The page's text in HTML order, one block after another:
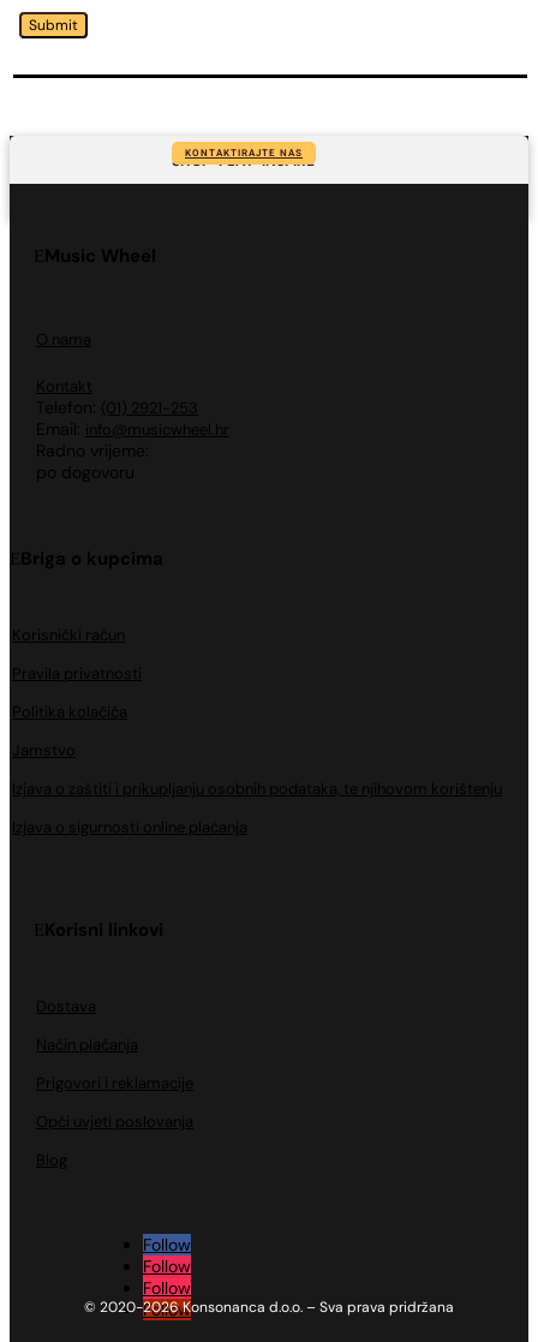
Submit
SHOP-PLAY-INSPIRE
KONTAKTIRAJTE NAS
Music Wheel
O nama
Kontakt
Telefon: (01) 2921-253
Email: info@musicwheel.hr
Radno vrijeme:
po dogovoru
Briga o kupcima
Korisnički račun
Pravila privatnosti
Politika kolačića
Jamstvo
Izjava o zaštiti i prikupljanju osobnih podataka, te njihovom korištenju
Izjava o sigurnosti online plaćanja
Korisni linkovi
Dostava
Način plaćanja
Prigovori i reklamacije
Opći uvjeti poslovanja
Blog
Follow
Follow
Follow
Follow
© 2020-2026 Konsonanca d.o.o. – Sva prava pridržana